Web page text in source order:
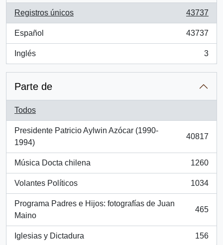
Registros únicos
, 43737 resultados
43737
Español
, 43737 resultados
43737
Inglés
, 3 resultados
3
Parte de
Todos
Presidente Patricio Aylwin Azócar (1990-
1994)
, 40817 resultados
40817
Música Docta chilena
, 1260 resultados
1260
Volantes Políticos
, 1034 resultados
1034
Programa Padres e Hijos: fotografías de Juan
Maino
, 465 resultados
465
Iglesias y Dictadura
, 156 resultados
156